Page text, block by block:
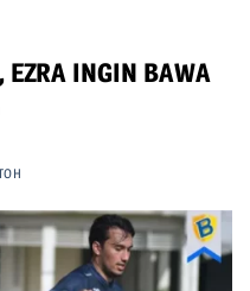
EZRA INGIN BAWA